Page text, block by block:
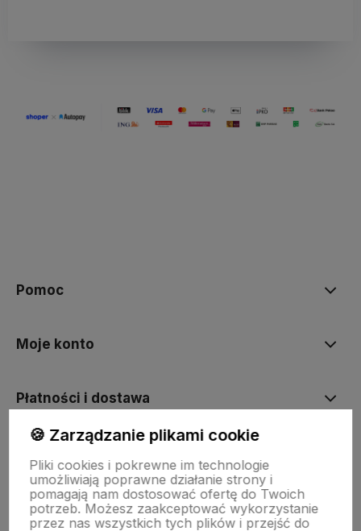
Pomoc
Moje konto
Płatności i dostawa
O nas
🍪 Zarządzanie plikami cookie
Pliki cookies i pokrewne im technologie
umożliwiają poprawne działanie strony i
pomagają nam dostosować ofertę do Twoich
potrzeb. Możesz zaakceptować wykorzystanie
przez nas wszystkich tych plików i przejść do